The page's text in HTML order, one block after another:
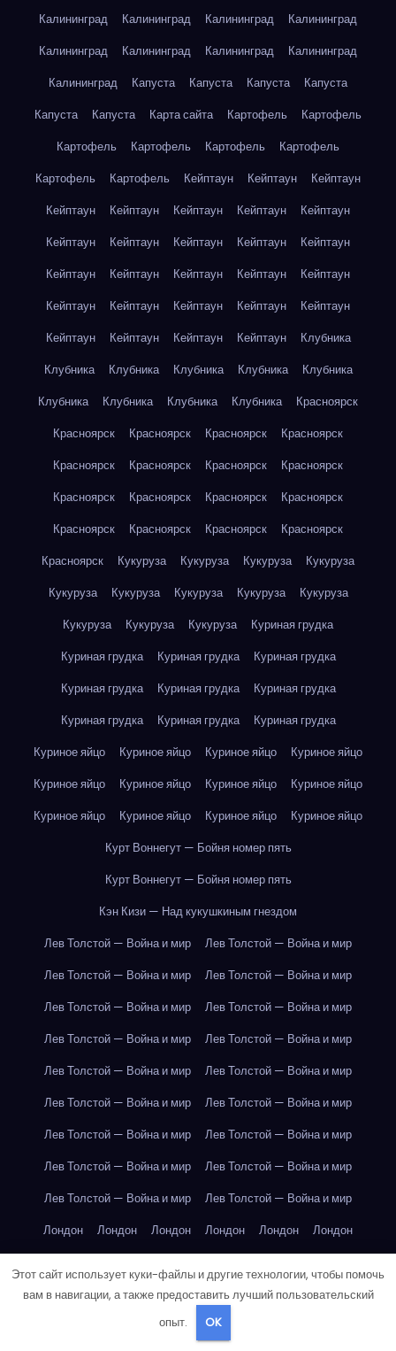
Калининград
Калининград Калининград
Калининград
Калининград
Калининград Калининград
Калининград
Калининград
Капуста Капуста Капуста
Капуста
Капуста
Капуста Карта сайта Картофель
Картофель
Картофель
Картофель Картофель
Картофель
Картофель
Картофель Кейптаун Кейптаун
Кейптаун
Кейптаун
Кейптаун Кейптаун Кейптаун
Кейптаун
Кейптаун
Кейптаун Кейптаун Кейптаун
Кейптаун
Кейптаун
Кейптаун Кейптаун Кейптаун
Кейптаун
Кейптаун
Кейптаун Кейптаун Кейптаун
Кейптаун
Кейптаун
Кейптаун Кейптаун Кейптаун
Клубника
Клубника
Клубника Клубника Клубника
Клубника
Клубника
Клубника Клубника Клубника
Красноярск
Красноярск
Красноярск Красноярск
Красноярск
Красноярск
Красноярск Красноярск
Красноярск
Красноярск
Красноярск Красноярск
Красноярск
Красноярск
Красноярск Красноярск
Красноярск
Красноярск
Кукуруза Кукуруза Кукуруза
Кукуруза
Кукуруза
Кукуруза Кукуруза Кукуруза
Кукуруза
Кукуруза
Кукуруза Кукуруза
Куриная грудка
Куриная грудка
Куриная грудка
Куриная грудка
Куриная грудка
Куриная грудка
Куриная грудка
Куриная грудка
Куриная грудка
Куриная грудка
Куриное яйцо
Куриное яйцо Куриное яйцо
Куриное яйцо
Куриное яйцо
Куриное яйцо Куриное яйцо
Куриное яйцо
Куриное яйцо
Куриное яйцо Куриное яйцо
Куриное яйцо
Курт Воннегут — Бойня номер пять
Курт Воннегут — Бойня номер пять
Кэн Кизи — Над кукушкиным гнездом
Лев Толстой — Война и мир
Лев Толстой — Война и мир
Лев Толстой — Война и мир
Лев Толстой — Война и мир
Лев Толстой — Война и мир
Лев Толстой — Война и мир
Лев Толстой — Война и мир
Лев Толстой — Война и мир
Лев Толстой — Война и мир
Лев Толстой — Война и мир
Лев Толстой — Война и мир
Лев Толстой — Война и мир
Лев Толстой — Война и мир
Лев Толстой — Война и мир
Лев Толстой — Война и мир
Лев Толстой — Война и мир
Лев Толстой — Война и мир
Лев Толстой — Война и мир
Лондон
Лондон Лондон Лондон Лондон
Лондон
Лондон
Лондон Лондон Лондон Лондон
Лондон
Лондон Лондон
Этот сайт использует куки-файлы и другие технологии, чтобы помочь
вам в навигации, а также предоставить лучший пользовательский
опыт.
OK